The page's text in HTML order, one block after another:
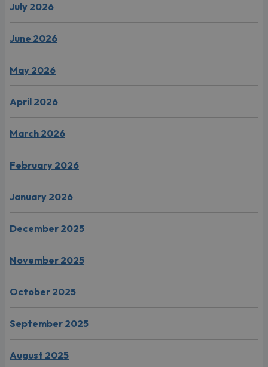
July 2026
June 2026
May 2026
April 2026
March 2026
February 2026
January 2026
December 2025
November 2025
October 2025
September 2025
August 2025